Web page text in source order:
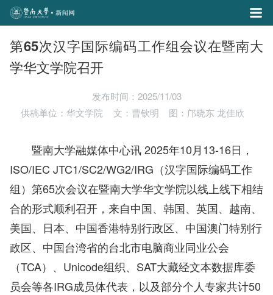
第65次汉字国际编码工作组会议在暨南大
学华文学院召开
发布时间：2025/11/03
供稿单位：华文学院
文：曹钦明 图：邝晓东 龙佳欣
暨南大学融媒体中心讯 2025年10月13-16日，
ISO/IEC JTC1/SC2/WG2/IRG（汉字国际编码工作
组）第65次会议在暨南大学华文学院以线上线下相结
合的形式顺利召开，来自中国、韩国、英国、越南、
美国、日本、中国香港特别行政区、中国澳门特别行
政区、中国台湾省的台北市电脑商业同业公会
（TCA）、Unicode组织、SAT大藏经文本数据库委
员会等各IRG成员体代表，以及部分个人专家共计50